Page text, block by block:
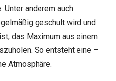
Unter anderem auch
geschult wird und
das Maximum aus einem
So entsteht eine –
Atmosphäre.